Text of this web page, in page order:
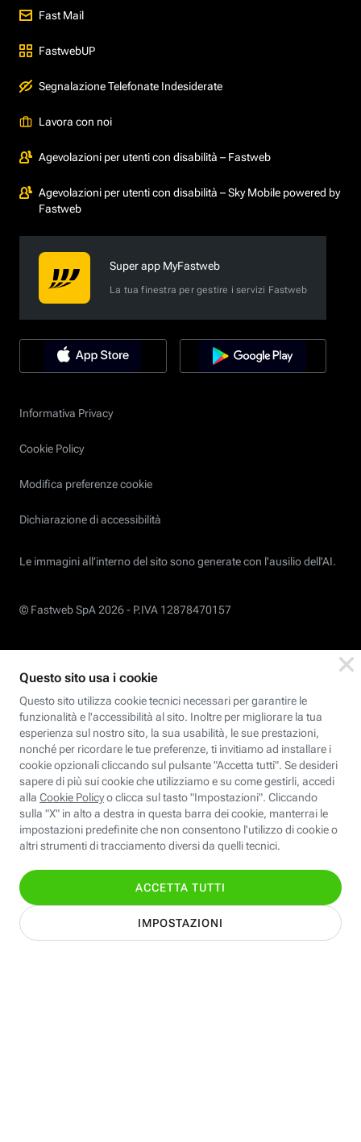
Fast Mail
FastwebUP
Segnalazione Telefonate Indesiderate
Lavora con noi
Agevolazioni per utenti con disabilità – Fastweb
Agevolazioni per utenti con disabilità – Sky Mobile powered by
Fastweb
Super app MyFastweb
La tua finestra per gestire i servizi Fastweb
Informativa Privacy
Cookie Policy
Modifica preferenze cookie
Dichiarazione di accessibilità
Le immagini all’interno del sito sono generate con l'ausilio dell'AI.
© Fastweb SpA 2026 - P.IVA 12878470157